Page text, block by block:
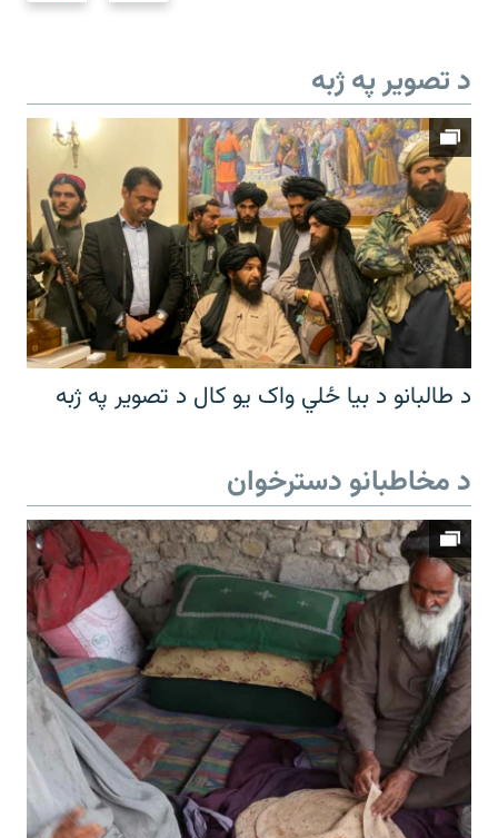
د تصویر په ژبه
د طالبانو د بیا ځلي واک یو کال د تصویر په ژبه
د مخاطبانو دسترخوان